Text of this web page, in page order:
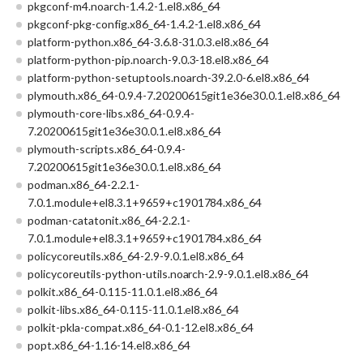
pkgconf-m4.noarch-1.4.2-1.el8.x86_64
pkgconf-pkg-config.x86_64-1.4.2-1.el8.x86_64
platform-python.x86_64-3.6.8-31.0.3.el8.x86_64
platform-python-pip.noarch-9.0.3-18.el8.x86_64
platform-python-setuptools.noarch-39.2.0-6.el8.x86_64
plymouth.x86_64-0.9.4-7.20200615git1e36e30.0.1.el8.x86_64
plymouth-core-libs.x86_64-0.9.4-
7.20200615git1e36e30.0.1.el8.x86_64
plymouth-scripts.x86_64-0.9.4-
7.20200615git1e36e30.0.1.el8.x86_64
podman.x86_64-2.2.1-
7.0.1.module+el8.3.1+9659+c1901784.x86_64
podman-catatonit.x86_64-2.2.1-
7.0.1.module+el8.3.1+9659+c1901784.x86_64
policycoreutils.x86_64-2.9-9.0.1.el8.x86_64
policycoreutils-python-utils.noarch-2.9-9.0.1.el8.x86_64
polkit.x86_64-0.115-11.0.1.el8.x86_64
polkit-libs.x86_64-0.115-11.0.1.el8.x86_64
polkit-pkla-compat.x86_64-0.1-12.el8.x86_64
popt.x86_64-1.16-14.el8.x86_64